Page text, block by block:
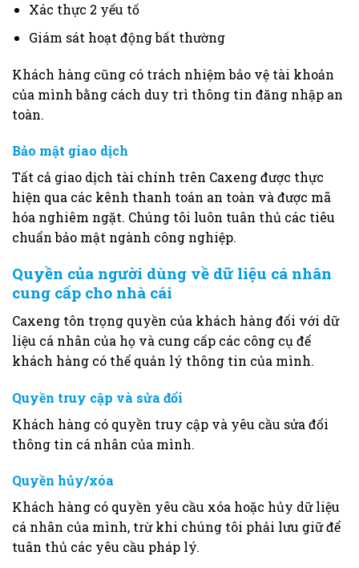
Xác thực 2 yếu tố
Giám sát hoạt động bất thường
Khách hàng cũng có trách nhiệm bảo vệ tài khoản
của mình bằng cách duy trì thông tin đăng nhập an
toàn.
Bảo mật giao dịch
Tất cả giao dịch tài chính trên Caxeng được thực
hiện qua các kênh thanh toán an toàn và được mã
hóa nghiêm ngặt. Chúng tôi luôn tuân thủ các tiêu
chuẩn bảo mật ngành công nghiệp.
Quyền của người dùng về dữ liệu cá nhân
cung cấp cho nhà cái
Caxeng tôn trọng quyền của khách hàng đối với dữ
liệu cá nhân của họ và cung cấp các công cụ để
khách hàng có thể quản lý thông tin của mình.
Quyền truy cập và sửa đổi
Khách hàng có quyền truy cập và yêu cầu sửa đổi
thông tin cá nhân của mình.
Quyền hủy/xóa
Khách hàng có quyền yêu cầu xóa hoặc hủy dữ liệu
cá nhân của mình, trừ khi chúng tôi phải lưu giữ để
tuân thủ các yêu cầu pháp lý.